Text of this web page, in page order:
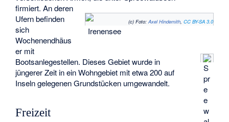
(c) Foto: Axel Hindemith, CC BY-SA 3.0
Irenensee
S
pr
e
e
w
firmiert. An deren
Ufern befinden
sich
Wochenendhäus
er mit
Bootsanlegestellen. Dieses Gebiet wurde in
jüngerer Zeit in ein Wohngebiet mit etwa 200 auf
Inseln gelegenen Grundstücken umgewandelt.
Freizeit